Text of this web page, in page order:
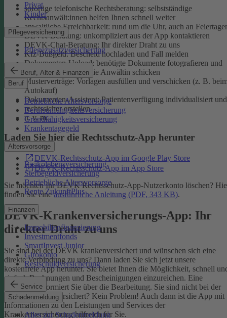
Privat
Kinder
Pflegeversicherung
Pflegezusatzversicherung
Beruf, Alter & Finanzen
Beruf
Betriebliche Altersvorsorge
Berufsunfähigkeitsversicherung
Grundfähigkeitsversicherung
Krankentagegeld
Altersvorsorge
Risikolebensversicherung
Sterbegeldversicherung
Betriebliche Altersvorsorge
Rente ZukunftPlus
Finanzen
Immobilienfinanzierung
Investmentfonds
SmartInvest Junior
Girokonto
Restschuldversicherung
Service
Schadenmeldung
Alles zur Schadenmeldung
sofortige telefonische Rechtsberatung: selbstständige
Rechtsanwält:innen helfen Ihnen schnell weiter
anwaltliche Erreichbarkeit: rund um die Uhr, auch an
DEVK-Beratung: unkompliziert aus der App kontaktieren
DEVK-Chat-Beratung: Ihr direkter Draht zu uns
Kfz-Bußgeld: Bescheid hochladen und Fall melden
Dokumenten-Upload: benötigte Dokumente fotografieren und
an den Anwalt oder die Anwältin schicken
Musterverträge: Vorlagen ausfüllen und verschicken (z. B.
Autokauf)
Dokumenten-Assistent: Patientenverfügung individualisiert und
rechtssicher erstellen
u. v. m.
Laden Sie hier die Rechtsschutz-App herunter
DEVK-Rechtsschutz-App im Google Play Store
DEVK-Rechtsschutz-App im App Store
Sie möchten Ihr DEVK Rechtsschutz-App-Nutzerkonto löschen?
finden Sie eineausführliche Anleitung (PDF, 343 KB).
DEVK-Krankenversicherungs-App: Ihr
direkter Draht zu uns
Sie sind bei der DEVK krankenversichert und wünschen sich eine
direkte Verbindung zu uns? Dann laden Sie sich jetzt unsere
kostenfreie App herunter. Sie bietet Ihnen die Möglichkeit, schnell
einfach Rechnungen und Bescheinigungen einzureichen. Eine
Nachricht informiert Sie über die Bearbeitung. Sie sind nicht bei der
DEVK krankenversichert? Kein Problem! Auch dann ist die App mit
Informationen zu den Leistungen und Services der
Krankenversicherung hilfreich für Sie.